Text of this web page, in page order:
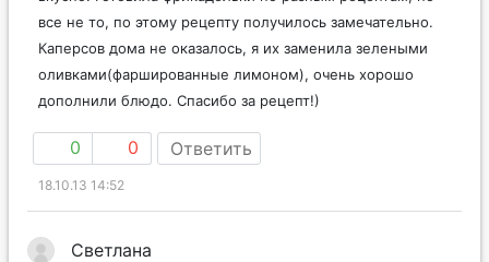
все не то, по этому рецепту получилось замечательно.
Каперсов дома не оказалось, я их заменила зелеными
оливками(фаршированные лимоном), очень хорошо
дополнили блюдо. Спасибо за рецепт!)
0 0 Ответить
18.10.13 14:52
Светлана